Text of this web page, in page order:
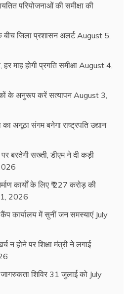
परियोजनाओं की समीक्षा की
बीच जिला प्रशासन अलर्ट August 5,
माह होगी प्रगति समीक्षा August 4,
के अनुरूप करें सत्यापन August 3,
अनूठा संगम बनेगा राष्ट्रपति उद्यान
बरतेगी सख्ती, डीएम ने दी कड़ी
कार्यों के लिए ₹ 227 करोड़ की
2026
कार्यालय में सुनीं जन समस्याएं July
न होने पर शिक्षा मंत्री ने लगाई
शिविर 31 जुलाई को July